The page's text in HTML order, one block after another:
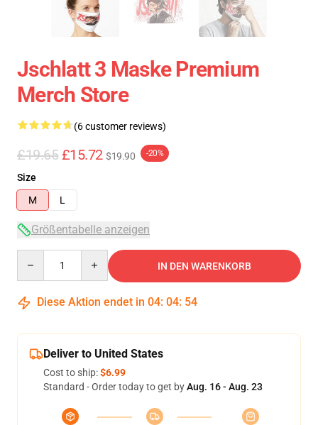
Jschlatt 3 Maske Premium
Merch Store
(6 customer reviews)
£19.65 £15.72 $19.90 -20%
Size
M
L
Größentabelle anzeigen
IN DEN WARENKORB
Diese Aktion endet in 04: 04: 54
Deliver to United States
Cost to ship:$6.99
Standard - Order today to get byAug. 16 - Aug. 23